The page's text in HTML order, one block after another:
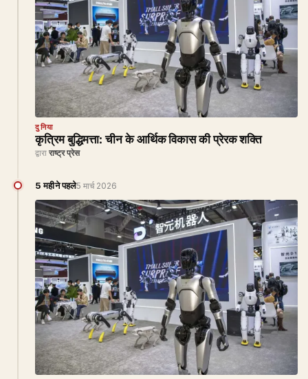
दुनिया
कृत्रिम बुद्धिमत्ता: चीन के आर्थिक विकास की प्रेरक शक्ति
द्वारा राष्ट्र प्रेस
5 महीने पहले5 मार्च 2026